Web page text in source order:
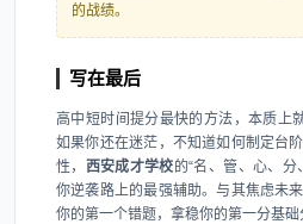
的战绩。
写在最后
高中短时间提分最快的方法，本质上
如果你还在迷茫，不知道如何制定台
性， 西安成才学校的“名、管、心、分
你逆袭路上的最强辅助。与其焦虑未
你的第一个错题，拿稳你的第一分基础